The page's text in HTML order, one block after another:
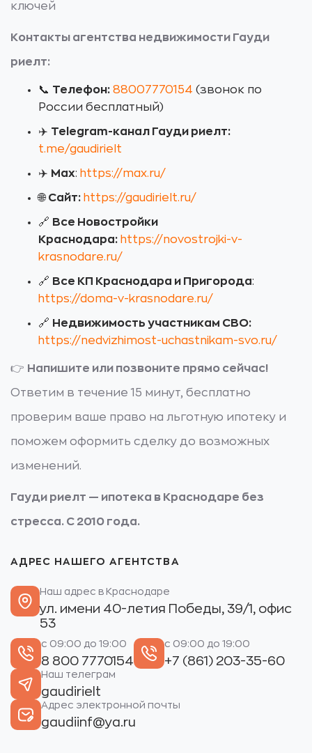
ключей
Контакты агентства недвижимости Гауди
риелт:
📞 Телефон: 88007770154 (звонок по
России бесплатный)
✈️ Telegram-канал Гауди риелт:
t.me/gaudirielt
✈️ Max: https://max.ru/
🌐Сайт: https://gaudirielt.ru/
🔗 Все Новостройки
Краснодара: https://novostrojki-v-
krasnodare.ru/
🔗 Все КП Краснодара и Пригорода:
https://doma-v-krasnodare.ru/
🔗 Недвижимость участникам СВО:
https://nedvizhimost-uchastnikam-svo.ru/
👉 Напишите или позвоните прямо сейчас!
Ответим в течение 15 минут, бесплатно
проверим ваше право на льготную ипотеку и
поможем оформить сделку до возможных
изменений.
Гауди риелт — ипотека в Краснодаре без
стресса. С 2010 года.
АДРЕС НАШЕГО АГЕНТСТВА
Наш адрес в Краснодаре
ул. имени 40-летия Победы, 39/1, офис
53
с 09:00 до 19:00
8 800 7770154
с 09:00 до 19:00
+7 (861) 203-35-60
Наш телеграм
gaudirielt
Адрес электронной почты
gaudiinf@ya.ru